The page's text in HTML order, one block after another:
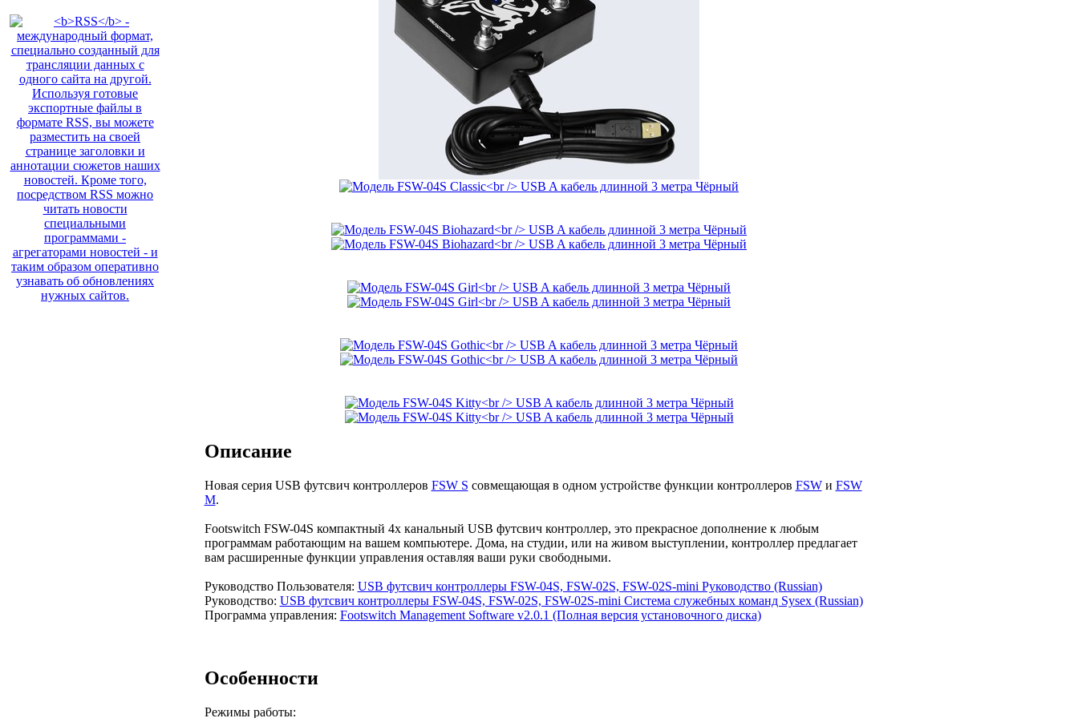
Описание
Новая серия USB футсвич контроллеров FSW S совмещающая в одном устройстве функции контроллеров FSWи FSW
M.
Footswitch FSW-04S компактный 4х канальный USB футсвич контроллер, это прекрасное дополнение к любым
программам работающим на вашем компьютере. Дома, на студии, или на живом выступлении, контроллер предлагает
вам расширенные функции управления оставляя ваши руки свободными.
Руководство Пользователя: USB футсвич контроллеры FSW-04S, FSW-02S, FSW-02S-mini Руководство (Russian)
Руководство: USB футсвич контроллеры FSW-04S, FSW-02S, FSW-02S-mini Система служебных команд Sysex (Russian)
Программа управления: Footswitch Management Software v2.0.1 (Полная версия установочного диска)
Особенности
Режимы работы: